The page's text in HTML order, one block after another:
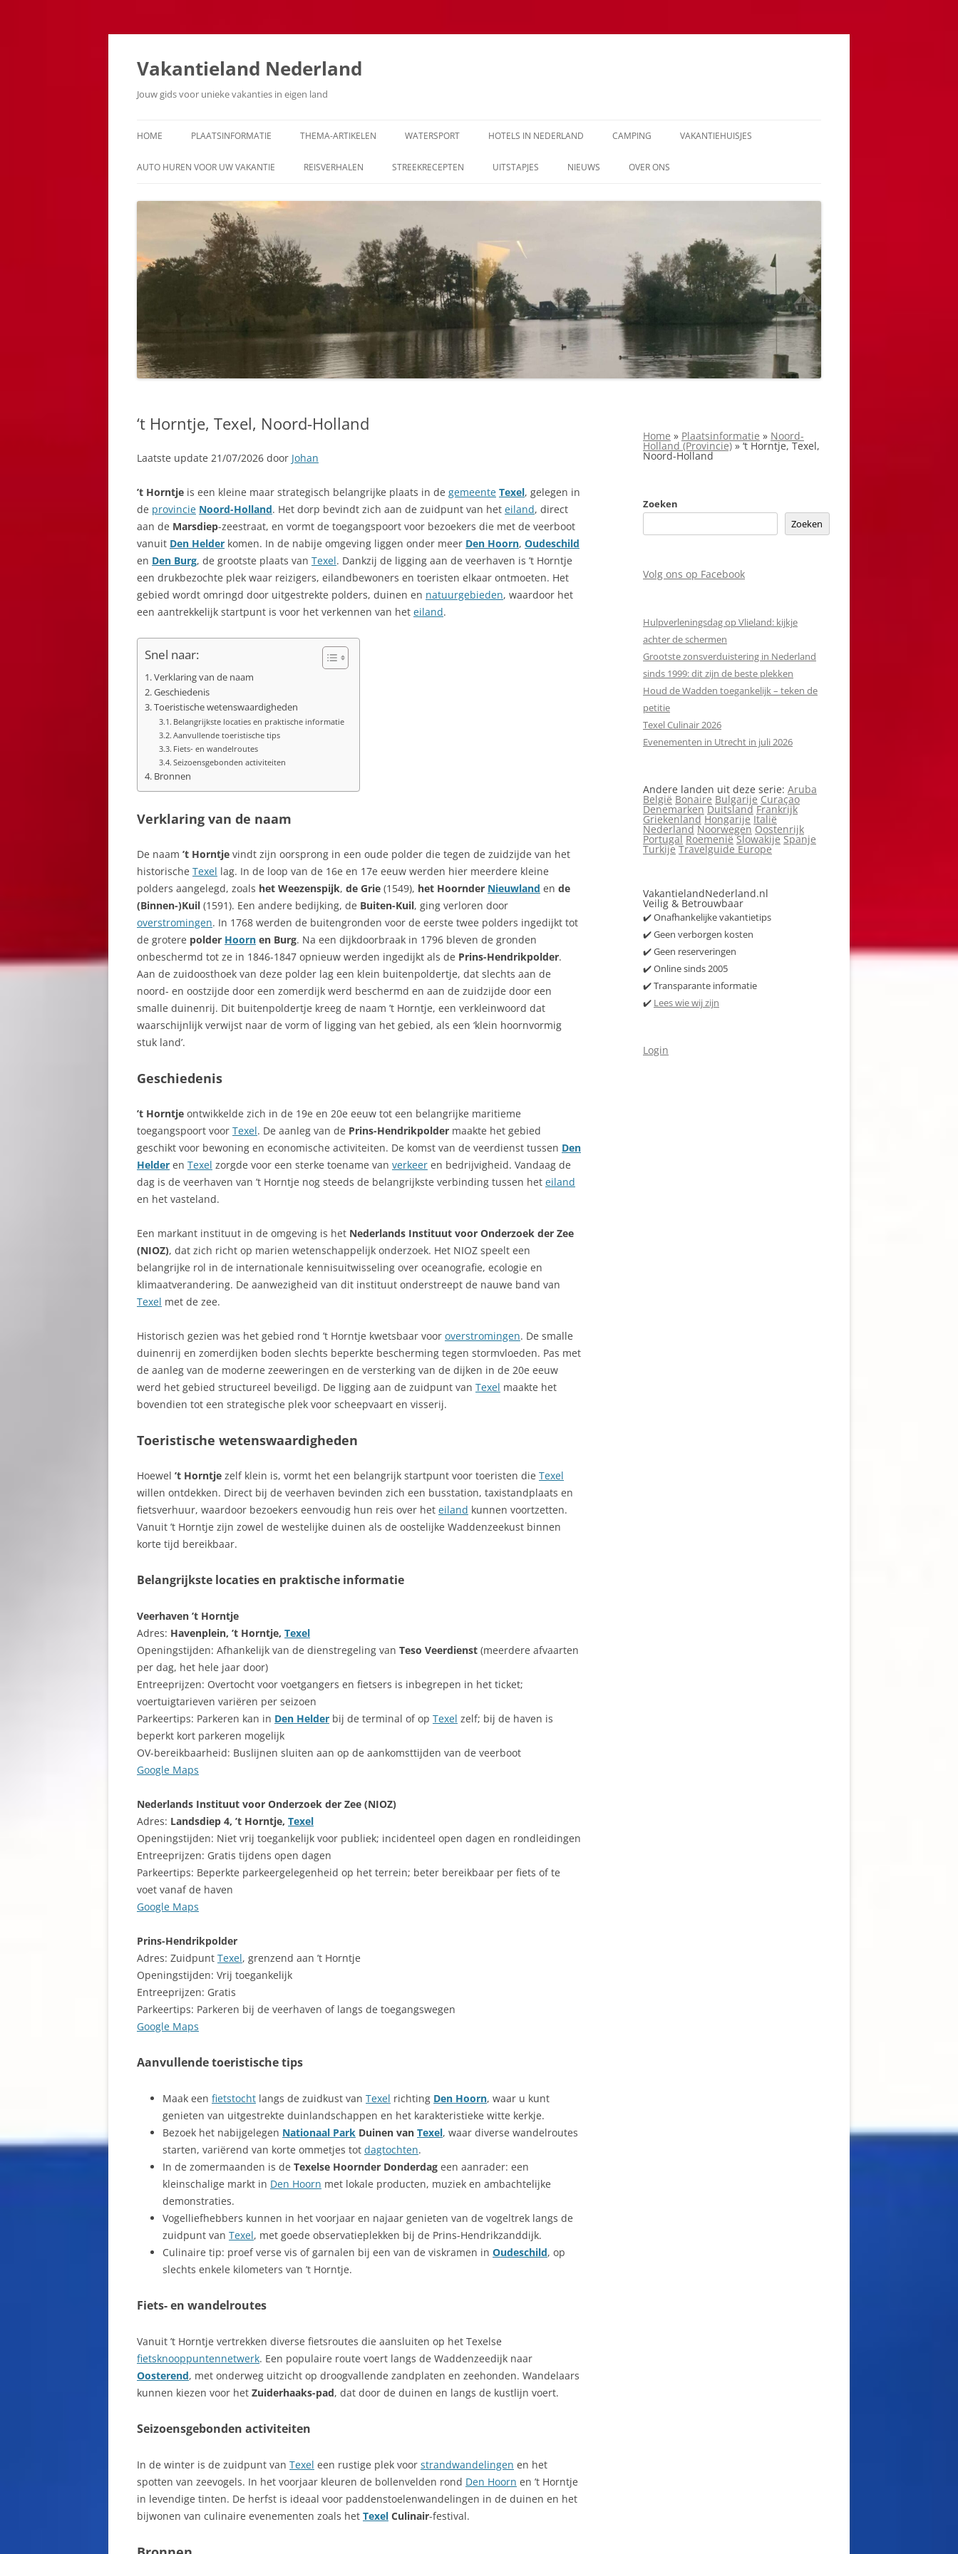
Ga
inhoud
Vakantieland Nederland
Jouw gids voor unieke vakanties in eigen land
HOME PLAATSINFORMATIE THEMA-ARTIKELEN WATERSPORT HOTELS IN NEDERLAND CAMPING VAKANTIEHUISJES
AUTO HUREN VOOR UW VAKANTIE REISVERHALEN STREEKRECEPTEN UITSTAPJES NIEUWS OVER ONS
‘t Horntje, Texel, Noord-Holland
Laatste update 21/07/2026 door Johan
’t Horntje is een kleine maar strategisch belangrijke plaats in de gemeente Texel, gelegen in
de provincie Noord-Holland. Het dorp bevindt zich aan de zuidpunt van het eiland, direct
aan de Marsdiep-zeestraat, en vormt de toegangspoort voor bezoekers die met de veerboot
vanuit Den Helder komen. In de nabije omgeving liggen onder meer Den Hoorn, Oudeschild
en Den Burg, de grootste plaats van Texel. Dankzij de ligging aan de veerhaven is ’t Horntje
een drukbezochte plek waar reizigers, eilandbewoners en toeristen elkaar ontmoeten. Het
gebied wordt omringd door uitgestrekte polders, duinen en natuurgebieden, waardoor het
een aantrekkelijk startpunt is voor het verkennen van het eiland.
Snel naar:
Verklaring van de naam
Geschiedenis
Toeristische wetenswaardigheden
Belangrijkste locaties en praktische informatie
Aanvullende toeristische tips
Fiets- en wandelroutes
Seizoensgebonden activiteiten
Bronnen
Verklaring van de naam
De naam ’t Horntje vindt zijn oorsprong in een oude polder die tegen de zuidzijde van het
historische Texel lag. In de loop van de 16e en 17e eeuw werden hier meerdere kleine
polders aangelegd, zoals het Weezenspijk, de Grie (1549), het Hoornder Nieuwland en de
(Binnen-)Kuil (1591). Een andere bedijking, de Buiten-Kuil, ging verloren door
overstromingen. In 1768 werden de buitengronden voor de eerste twee polders ingedijkt tot
de grotere polder Hoorn en Burg. Na een dijkdoorbraak in 1796 bleven de gronden
onbeschermd tot ze in 1846-1847 opnieuw werden ingedijkt als de Prins-Hendrikpolder.
Aan de zuidoosthoek van deze polder lag een klein buitenpoldertje, dat slechts aan de
noord- en oostzijde door een zomerdijk werd beschermd en aan de zuidzijde door een
smalle duinenrij. Dit buitenpoldertje kreeg de naam ’t Horntje, een verkleinwoord dat
waarschijnlijk verwijst naar de vorm of ligging van het gebied, als een ‘klein hoornvormig
stuk land’.
Geschiedenis
’t Horntje ontwikkelde zich in de 19e en 20e eeuw tot een belangrijke maritieme
toegangspoort voor Texel. De aanleg van de Prins-Hendrikpolder maakte het gebied
geschikt voor bewoning en economische activiteiten. De komst van de veerdienst tussen Den
Helder en Texel zorgde voor een sterke toename van verkeer en bedrijvigheid. Vandaag de
dag is de veerhaven van ’t Horntje nog steeds de belangrijkste verbinding tussen het eiland
en het vasteland.
Een markant instituut in de omgeving is het Nederlands Instituut voor Onderzoek der Zee
(NIOZ), dat zich richt op marien wetenschappelijk onderzoek. Het NIOZ speelt een
belangrijke rol in de internationale kennisuitwisseling over oceanografie, ecologie en
klimaatverandering. De aanwezigheid van dit instituut onderstreept de nauwe band van
Texel met de zee.
Historisch gezien was het gebied rond ’t Horntje kwetsbaar voor overstromingen. De smalle
duinenrij en zomerdijken boden slechts beperkte bescherming tegen stormvloeden. Pas met
de aanleg van de moderne zeeweringen en de versterking van de dijken in de 20e eeuw
werd het gebied structureel beveiligd. De ligging aan de zuidpunt van Texel maakte het
bovendien tot een strategische plek voor scheepvaart en visserij.
Toeristische wetenswaardigheden
Hoewel ’t Horntje zelf klein is, vormt het een belangrijk startpunt voor toeristen die Texel
willen ontdekken. Direct bij de veerhaven bevinden zich een busstation, taxistandplaats en
fietsverhuur, waardoor bezoekers eenvoudig hun reis over het eiland kunnen voortzetten.
Vanuit ’t Horntje zijn zowel de westelijke duinen als de oostelijke Waddenzeekust binnen
korte tijd bereikbaar.
Belangrijkste locaties en praktische informatie
Veerhaven ’t Horntje
Adres: Havenplein, ’t Horntje, Texel
Openingstijden: Afhankelijk van de dienstregeling van Teso Veerdienst (meerdere afvaarten
per dag, het hele jaar door)
Entreeprijzen: Overtocht voor voetgangers en fietsers is inbegrepen in het ticket;
voertuigtarieven variëren per seizoen
Parkeertips: Parkeren kan in Den Helder bij de terminal of op Texel zelf; bij de haven is
beperkt kort parkeren mogelijk
OV-bereikbaarheid: Buslijnen sluiten aan op de aankomsttijden van de veerboot
Google Maps
Nederlands Instituut voor Onderzoek der Zee (NIOZ)
Adres: Landsdiep 4, ’t Horntje, Texel
Openingstijden: Niet vrij toegankelijk voor publiek; incidenteel open dagen en rondleidingen
Entreeprijzen: Gratis tijdens open dagen
Parkeertips: Beperkte parkeergelegenheid op het terrein; beter bereikbaar per fiets of te
voet vanaf de haven
Google Maps
Prins-Hendrikpolder
Adres: Zuidpunt Texel, grenzend aan ’t Horntje
Openingstijden: Vrij toegankelijk
Entreeprijzen: Gratis
Parkeertips: Parkeren bij de veerhaven of langs de toegangswegen
Google Maps
Aanvullende toeristische tips
Maak een fietstocht langs de zuidkust van Texel richting Den Hoorn, waar u kunt
genieten van uitgestrekte duinlandschappen en het karakteristieke witte kerkje.
Bezoek het nabijgelegen Nationaal Park Duinen van Texel, waar diverse wandelroutes
starten, variërend van korte ommetjes tot dagtochten.
In de zomermaanden is de Texelse Hoornder Donderdag een aanrader: een
kleinschalige markt in Den Hoorn met lokale producten, muziek en ambachtelijke
demonstraties.
Vogelliefhebbers kunnen in het voorjaar en najaar genieten van de vogeltrek langs de
zuidpunt van Texel, met goede observatieplekken bij de Prins-Hendrikzanddijk.
Culinaire tip: proef verse vis of garnalen bij een van de viskramen in Oudeschild, op
slechts enkele kilometers van ’t Horntje.
Fiets- en wandelroutes
Vanuit ’t Horntje vertrekken diverse fietsroutes die aansluiten op het Texelse
fietsknooppuntennetwerk. Een populaire route voert langs de Waddenzeedijk naar
Oosterend, met onderweg uitzicht op droogvallende zandplaten en zeehonden. Wandelaars
kunnen kiezen voor het Zuiderhaaks-pad, dat door de duinen en langs de kustlijn voert.
Seizoensgebonden activiteiten
In de winter is de zuidpunt van Texel een rustige plek voor strandwandelingen en het
spotten van zeevogels. In het voorjaar kleuren de bollenvelden rond Den Hoorn en ’t Horntje
in levendige tinten. De herfst is ideaal voor paddenstoelenwandelingen in de duinen en het
bijwonen van culinaire evenementen zoals het Texel Culinair-festival.
Home » Plaatsinformatie » Noord-
Holland (Provincie) » ‘t Horntje, Texel,
Noord-Holland
Zoeken
Zoeken
Volg ons op Facebook
Hulpverleningsdag op Vlieland: kijkje
achter de schermen
Grootste zonsverduistering in Nederland
sinds 1999: dit zijn de beste plekken
Houd de Wadden toegankelijk – teken de
petitie
Texel Culinair 2026
Evenementen in Utrecht in juli 2026
Andere landen uit deze serie: Aruba
België Bonaire Bulgarije Curaçao
Denemarken Duitsland Frankrijk
Griekenland Hongarije Italië
Nederland Noorwegen Oostenrijk
Portugal Roemenië Slowakije Spanje
Turkije Travelguide Europe
VakantielandNederland.nl
Veilig & Betrouwbaar
✔️ Onafhankelijke vakantietips
✔️ Geen verborgen kosten
✔️ Geen reserveringen
✔️ Online sinds 2005
✔️ Transparante informatie
✔️ Lees wie wij zijn
Login